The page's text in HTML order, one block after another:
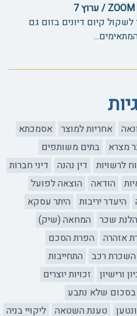
קיום דיונים בזום גם
אחריות למוצר
אסמכתא
מצרא
בתים משותפים
לרשויות דין נהנה
דיני חברות
הודאה
הוצאה לפועל
היעדר יריבות
היתר עסקא
הלנת שכר
המחאה (שיק)
אזהרה
הפרת הסכם
השכרת רכב
התחייבות
ורישיון
זכויות יוצרים
בסכום שלא נתבע
טענת השטאה
ליקויי בניה